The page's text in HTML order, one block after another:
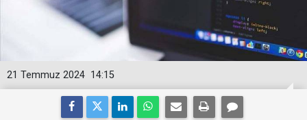
14:15
21 Temmuz 2024